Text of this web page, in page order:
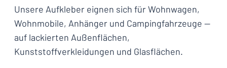
Unsere Aufkleber eignen sich für Wohnwagen,
Wohnmobile, Anhänger und Campingfahrzeuge —
auf lackierten Außenflächen,
Kunststoffverkleidungen und Glasflächen.